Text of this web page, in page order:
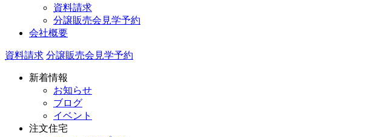
資料請求
分譲販売会見学予約
会社概要
資料請求 分譲販売会見学予約
新着情報
お知らせ
ブログ
イベント
注文住宅